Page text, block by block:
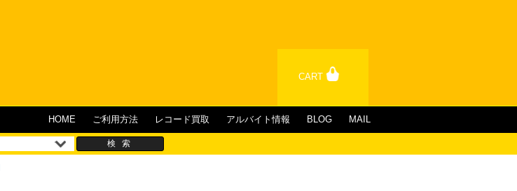
CART
HOME ご利用方法 レコード買取 アルバイト情報 BLOG MAIL